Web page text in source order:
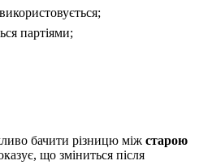
партіями;
бачити різницю між старою
що зміниться після